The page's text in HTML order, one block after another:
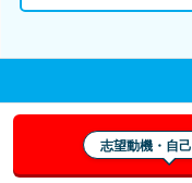
志望動機・自